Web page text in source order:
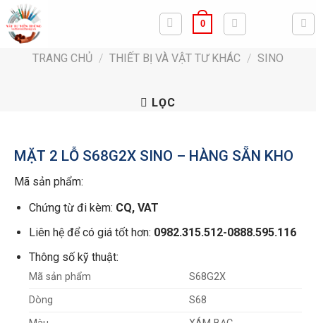
Bỏ
qua
nội
0
TRANG CHỦ / THIẾT BỊ VÀ VẬT TƯ KHÁC / SINO
LỌC
MẶT 2 LỖ S68G2X SINO – HÀNG SẴN KHO
Mã sản phẩm:
Chứng từ đi kèm: CQ, VAT
Liên hệ để có giá tốt hơn: 0982.315.512-0888.595.116
Thông số kỹ thuật:
Mã sản phẩm
S68G2X
Dòng
S68